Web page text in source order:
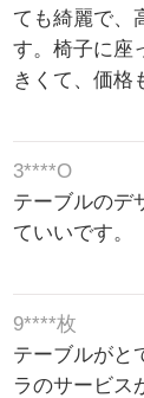
ても綺麗で、
す。椅子に座
きくて、価格
3****O
テーブルのデ
ていいです。
9****枚
テーブルがと
ラのサービス